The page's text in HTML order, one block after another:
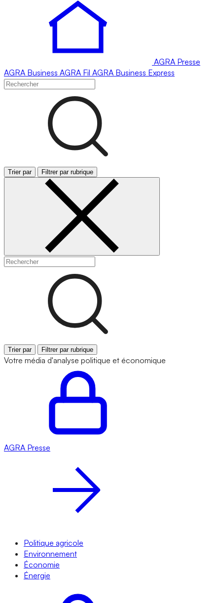
AGRA Presse
AGRA Business AGRA Fil AGRA Business Express
Trier par Filtrer par rubrique
Trier par Filtrer par rubrique
Votre média d'analyse politique et économique
AGRA Presse
Politique agricole
Environnement
Économie
Énergie